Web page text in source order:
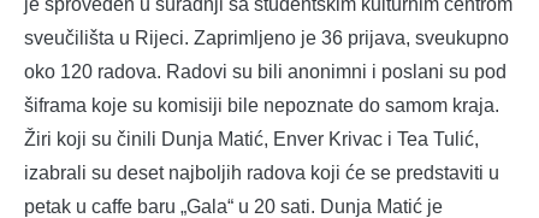
je sproveden u suradnji sa studentskim kulturnim centrom
sveučilišta u Rijeci. Zaprimljeno je 36 prijava, sveukupno
oko 120 radova. Radovi su bili anonimni i poslani su pod
šiframa koje su komisiji bile nepoznate do samom kraja.
Žiri koji su činili Dunja Matić, Enver Krivac i Tea Tulić,
izabrali su deset najboljih radova koji će se predstaviti u
petak u caffe baru „Gala“ u 20 sati. Dunja Matić je